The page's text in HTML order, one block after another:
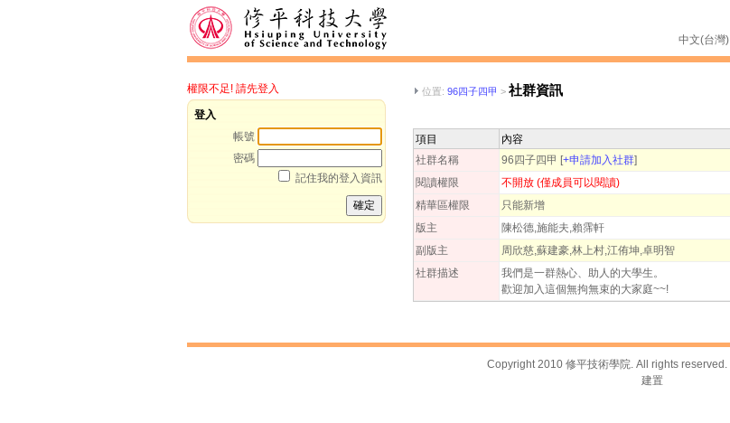
中文(台灣)
權限不足! 請先登入
登入
帳號
密碼
記住我的登入資訊
位置: 96四子四甲 > 社群資訊
項目
內容
社群名稱
96四子四甲 [+申請加入社群]
閱讀權限
不開放 (僅成員可以閱讀)
精華區權限
只能新增
版主
陳松德,施能夫,賴霈軒
副版主
周欣慈,蘇建豪,林上村,江侑坤,卓明智
社群描述
我們是一群熱心、助人的大學生。
歡迎加入這個無拘無束的大家庭~~!
Copyright 2010 修平技術學院. All rights reserved.
建置